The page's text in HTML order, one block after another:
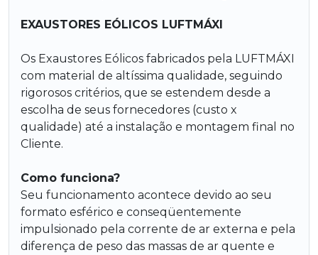
EXAUSTORES EÓLICOS LUFTMÁXI
Os Exaustores Eólicos fabricados pela LUFTMÁXI
com material de altíssima qualidade, seguindo
rigorosos critérios, que se estendem desde a
escolha de seus fornecedores (custo x
qualidade) até a instalação e montagem final no
Cliente.
Como funciona?
Seu funcionamento acontece devido ao seu
formato esférico e conseqüentemente
impulsionado pela corrente de ar externa e pela
diferença de peso das massas de ar quente e